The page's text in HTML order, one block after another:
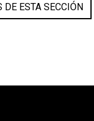
DE ESTA SECCIÓN